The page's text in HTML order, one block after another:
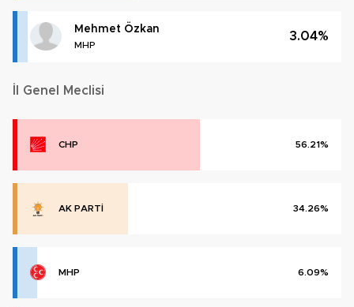
Mehmet Özkan
MHP
3.04%
İl Genel Meclisi
CHP 56.21%
AK PARTİ 34.26%
MHP 6.09%